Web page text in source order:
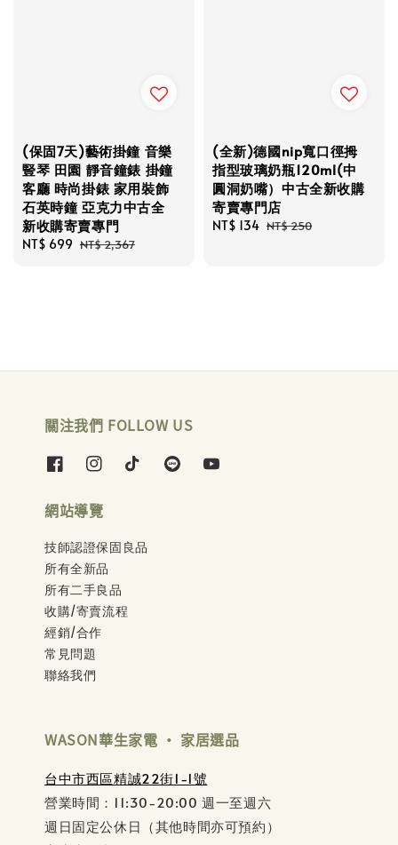
(保固7天)藝術掛鐘 音樂
豎琴 田園 靜音鐘錶 掛鐘
客廳 時尚掛錶 家用裝飾
石英時鐘 亞克力中古全
新收購寄賣專門
Sale
NT$ 699 Regular
NT$ 2,367
(全新)德國nip寬口徑拇
指型玻璃奶瓶120ml(中
圓洞奶嘴）中古全新收購
寄賣專門店
Sale
NT$ 134 Regular
NT$ 250
關注我們 FOLLOW US
網站導覽
技師認證保固良品
所有全新品
所有二手良品
收購/寄賣流程
經銷/合作
常見問題
聯絡我們
WASON華生家電 ‧ 家居選品
台中市西區精誠22街1-1號
營業時間：11:30-20:00 週一至週六
週日固定公休日（其他時間亦可預約）